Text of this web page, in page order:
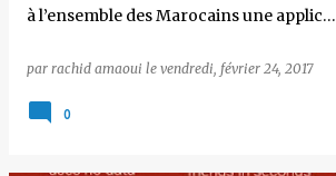
à l’ensemble des Marocains une applic…
par rachid amaoui le vendredi, février 24, 2017
0